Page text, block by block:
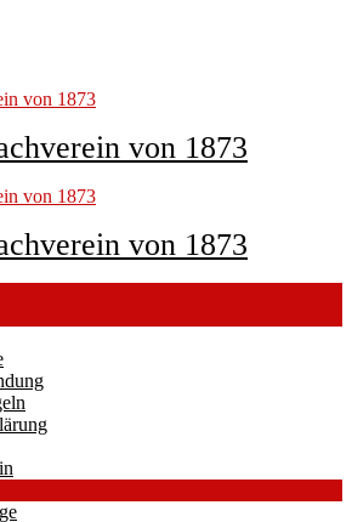
von 1873
von 1873